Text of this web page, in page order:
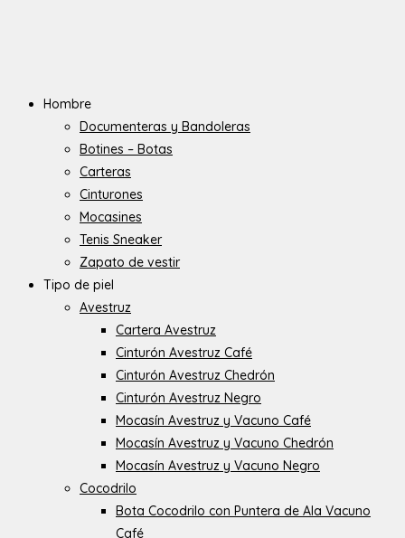
Hombre
Documenteras y Bandoleras
Botines – Botas
Carteras
Cinturones
Mocasines
Tenis Sneaker
Zapato de vestir
Tipo de piel
Avestruz
Cartera Avestruz
Cinturón Avestruz Café
Cinturón Avestruz Chedrón
Cinturón Avestruz Negro
Mocasín Avestruz y Vacuno Café
Mocasín Avestruz y Vacuno Chedrón
Mocasín Avestruz y Vacuno Negro
Cocodrilo
Bota Cocodrilo con Puntera de Ala Vacuno
Café